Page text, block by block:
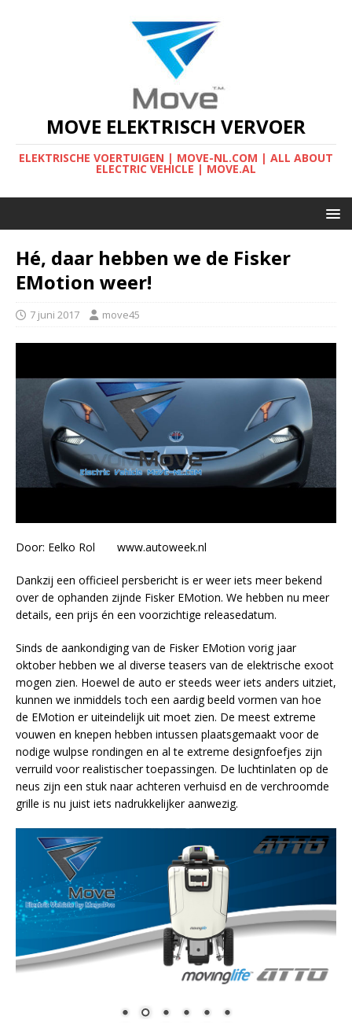
MOVE ELEKTRISCH VERVOER
ELEKTRISCHE VOERTUIGEN | MOVE-NL.COM | ALL ABOUT
ELECTRIC VEHICLE | MOVE.AL
Hé, daar hebben we de Fisker
EMotion weer!
7 juni 2017 move45
Door: Eelko Rol www.autoweek.nl
Dankzij een officieel persbericht is er weer iets meer bekend
over de ophanden zijnde Fisker EMotion. We hebben nu meer
details, een prijs én een voorzichtige releasedatum.
Sinds de aankondiging van de Fisker EMotion vorig jaar
oktober hebben we al diverse teasers van de elektrische exoot
mogen zien. Hoewel de auto er steeds weer iets anders uitziet,
kunnen we inmiddels toch een aardig beeld vormen van hoe
de EMotion er uiteindelijk uit moet zien. De meest extreme
vouwen en knepen hebben intussen plaatsgemaakt voor de
nodige wulpse rondingen en al te extreme designfoefjes zijn
verruild voor realistischer toepassingen. De luchtinlaten op de
neus zijn een stuk naar achteren verhuisd en de verchroomde
grille is nu juist iets nadrukkelijker aanwezig.